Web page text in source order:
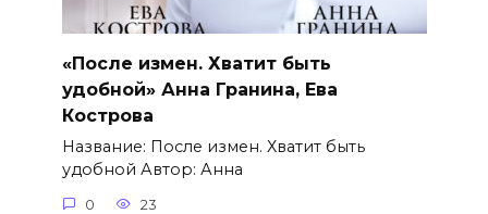
«После измен. Хватит быть
удобной» Анна Гранина, Ева
Кострова
Название: После измен. Хватит быть
удобной Автор: Анна
0 23